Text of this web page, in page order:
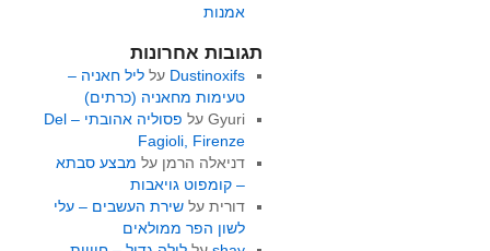
אמנות
תגובות אחרונות
Dustinoxifs על ליל חאניה –
טעימות מחאניה (כרתים)
Gyuriעל
פסוליה אהובתי – Del
Fagioli, Firenze
דניאלה הרמן על מבצע סבתא
– קומפוט גויאבות
דוריתעל שירת העשבים – עלי
לשון הפר ממולאים